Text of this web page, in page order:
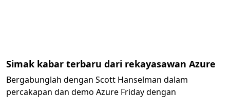
Simak kabar terbaru dari rekayasawan Azure
Bergabunglah dengan Scott Hanselman dalam
percakapan dan demo Azure Friday dengan